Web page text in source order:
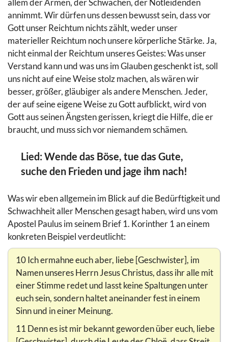
annimmt. Wir dürfen uns dessen bewusst sein, dass vor
Gott unser Reichtum nichts zählt, weder unser
materieller Reichtum noch unsere körperliche Stärke. Ja,
nicht einmal der Reichtum unseres Geistes: Was unser
Verstand kann und was uns im Glauben geschenkt ist, soll
uns nicht auf eine Weise stolz machen, als wären wir
besser, größer, gläubiger als andere Menschen. Jeder,
der auf seine eigene Weise zu Gott aufblickt, wird von
Gott aus seinen Ängsten gerissen, kriegt die Hilfe, die er
braucht, und muss sich vor niemandem schämen.
Lied: Wende das Böse, tue das Gute,
suche den Frieden und jage ihm nach!
Was wir eben allgemein im Blick auf die Bedürftigkeit und
Schwachheit aller Menschen gesagt haben, wird uns vom
Apostel Paulus im seinem Brief 1. Korinther 1 an einem
konkreten Beispiel verdeutlicht:
10 Ich ermahne euch aber, liebe [Geschwister], im
Namen unseres Herrn Jesus Christus, dass ihr alle mit
einer Stimme redet und lasst keine Spaltungen unter
euch sein, sondern haltet aneinander fest in einem
Sinn und in einer Meinung.
11 Denn es ist mir bekannt geworden über euch, liebe